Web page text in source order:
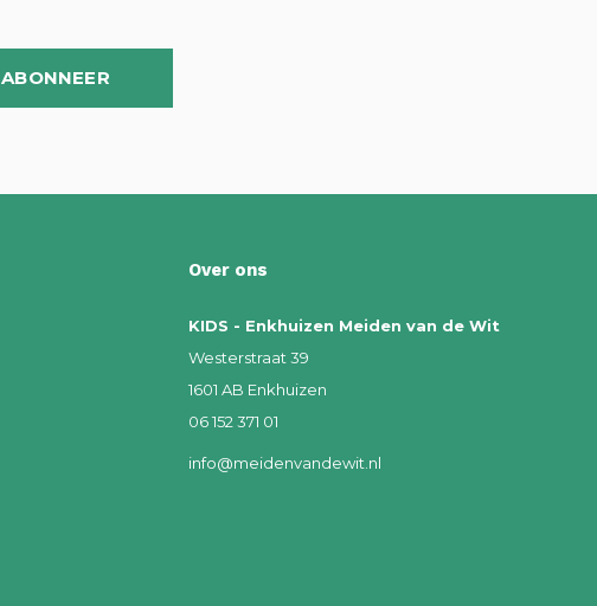
ABONNEER
Over ons
KIDS - Enkhuizen Meiden van de Wit
Westerstraat 39
1601 AB Enkhuizen
06 152 371 01
info@meidenvandewit.nl